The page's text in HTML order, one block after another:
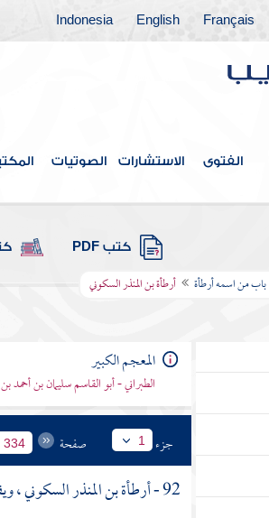
Français
English
Indonesia
الفتوى الاستشارات الصوتيات
كتب PDF
باب من اسمه أرطأة أرطأة بن المنذر السكوني
المعجم الكبير
الطبراني - أبو القاسم سليمان بن أحمد
جزء 1 صفحة 334
92 - أرطأة بن المنذر السكوني ، ويقال لقيط بن أرطأة .